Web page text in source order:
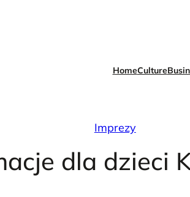
HomeCulture
Imprezy
dla dzieci